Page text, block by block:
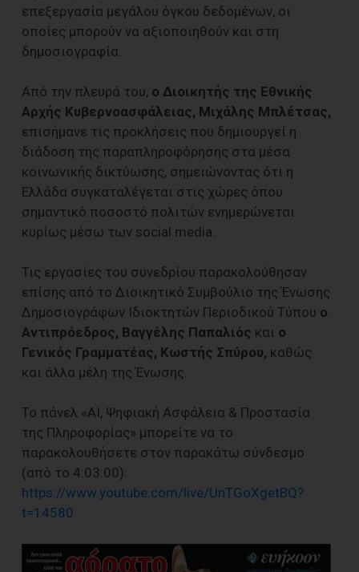
επεξεργασία μεγάλου όγκου δεδομένων, οι
οποίες μπορούν να αξιοποιηθούν και στη
δημοσιογραφία.
Από την πλευρά του, ο Διοικητής της Εθνικής
Αρχής Κυβερνοασφάλειας, Μιχάλης Μπλέτσας,
επισήμανε τις προκλήσεις που δημιουργεί η
διάδοση της παραπληροφόρησης στα μέσα
κοινωνικής δικτύωσης, σημειώνοντας ότι η
Ελλάδα συγκαταλέγεται στις χώρες όπου
σημαντικό ποσοστό πολιτών ενημερώνεται
κυρίως μέσω των social media.
Τις εργασίες του συνεδρίου παρακολούθησαν
επίσης από το Διοικητικό Συμβούλιο της Ένωσης
Δημοσιογράφων Ιδιοκτητών Περιοδικού Τύπου ο
Αντιπρόεδρος, Βαγγέλης Παπαλιός και ο
Γενικός Γραμματέας, Κωστής Σπύρου, καθώς
και άλλα μέλη της Ένωσης.
Το πάνελ «AI, Ψηφιακή Ασφάλεια & Προστασία
της Πληροφορίας» μπορείτε να το
παρακολουθήσετε στον παρακάτω σύνδεσμο
(από το 4:03:00):
https://www.youtube.com/live/UnTGoXgetBQ?
t=14580